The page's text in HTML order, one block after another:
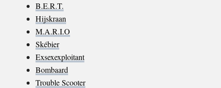
B.E.R.T.
Hijskraan
M.A.R.I.O
Skébier
Exsexexploitant
Bombaard
Trouble Scooter